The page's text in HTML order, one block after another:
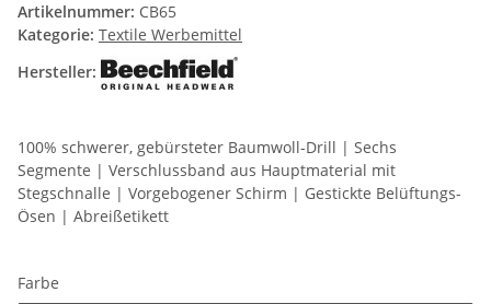
Artikelnummer: CB65
Kategorie: Textile Werbemittel
Hersteller:
100% schwerer, gebürsteter Baumwoll-Drill | Sechs
Segmente | Verschlussband aus Hauptmaterial mit
Stegschnalle | Vorgebogener Schirm | Gestickte Belüftungs-
Ösen | Abreißetikett
Farbe